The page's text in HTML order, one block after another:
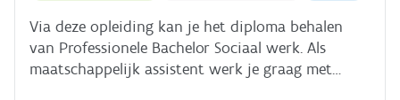
Via deze opleiding kan je het diploma behalen
van Professionele Bachelor Sociaal werk. Als
maatschappelijk assistent werk je graag met